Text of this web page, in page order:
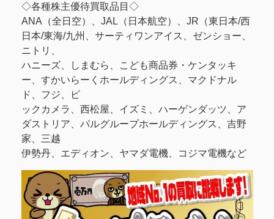
◇各種株主優待買取品目◇
ANA（全日空）、JAL（日本航空）、JR（東日本/西
日本/東海/九州、サーティワンアイス、ゼンショー、
ニトリ、
ハニーズ、しまむら、こども商品券・ケンタッキ
ー、すかいらーくホールディングス、マクドナル
ド、フジ、ビ
ックカメラ、西松屋、イズミ、ハーゲンダッツ、ア
ダストリア、パルグループホールディングス、吉野
家、三越
伊勢丹、エディオン、ヤマダ電機、コジマ電機など